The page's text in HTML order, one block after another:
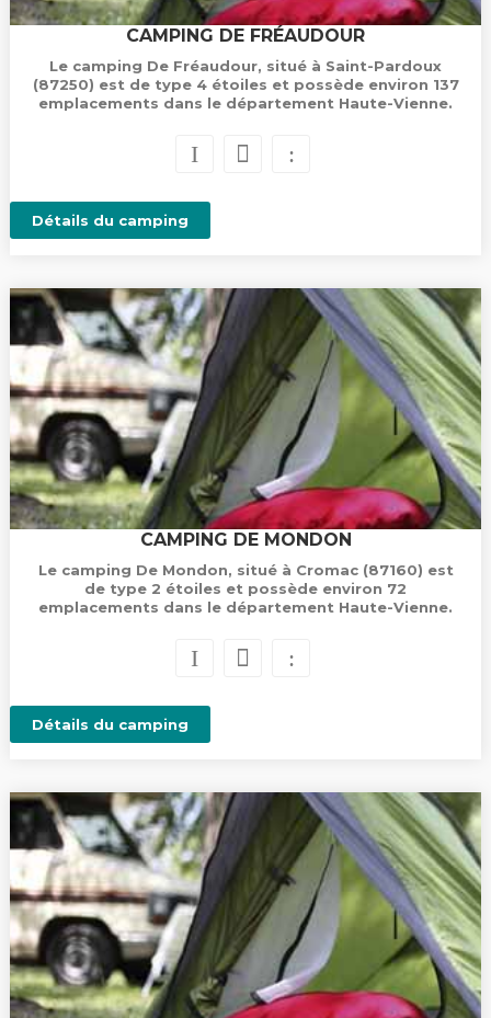
CAMPING DE FRÉAUDOUR
Le camping De Fréaudour, situé à Saint-Pardoux
(87250) est de type 4 étoiles et possède environ 137
emplacements dans le département Haute-Vienne.
Détails du camping
CAMPING DE MONDON
Le camping De Mondon, situé à Cromac (87160) est
de type 2 étoiles et possède environ 72
emplacements dans le département Haute-Vienne.
Détails du camping